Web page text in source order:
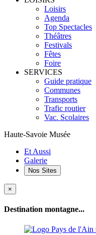
Loisirs
Agenda
Top Spectacles
Théâtres
Festivals
Fêtes
Foire
SERVICES
Guide pratique
Communes
Transports
Trafic routier
Vac. Scolaires
Haute-Savoie Musée
Et Aussi
Galerie
Nos Sites
×
Destination montagne...